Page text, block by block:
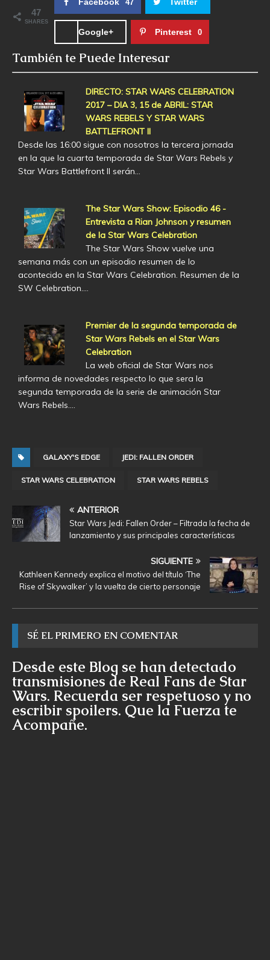
47
SHARES
Facebook 47 Twitter
Google+ Pinterest 0
También te Puede Interesar
DIRECTO: STAR WARS CELEBRATION
2017 – DIA 3, 15 de ABRIL: STAR
WARS REBELS Y STAR WARS
BATTLEFRONT II
Desde las 16:00 sigue con nosotros la tercera jornada
en la que la cuarta temporada de Star Wars Rebels y
Star Wars Battlefront II serán…
The Star Wars Show: Episodio 46 -
Entrevista a Rian Johnson y resumen
de la Star Wars Celebration
The Star Wars Show vuelve una
semana más con un episodio resumen de lo
acontecido en la Star Wars Celebration. Resumen de la
SW Celebration.…
Premier de la segunda temporada de
Star Wars Rebels en el Star Wars
Celebration
La web oficial de Star Wars nos
informa de novedades respecto lo que sera la
segunda temporada de la serie de animación Star
Wars Rebels.…
GALAXY'S EDGE JEDI: FALLEN ORDER
STAR WARS CELEBRATION STAR WARS REBELS
ANTERIOR
Star Wars Jedi: Fallen Order – Filtrada la fecha de
lanzamiento y sus principales características
SIGUIENTE
Kathleen Kennedy explica el motivo del título ‘The
Rise of Skywalker’ y la vuelta de cierto personaje
SÉ EL PRIMERO EN COMENTAR
Desde este Blog se han detectado
transmisiones de Real Fans de Star
Wars. Recuerda ser respetuoso y no
escribir spoilers. Que la Fuerza te
Acompañe.